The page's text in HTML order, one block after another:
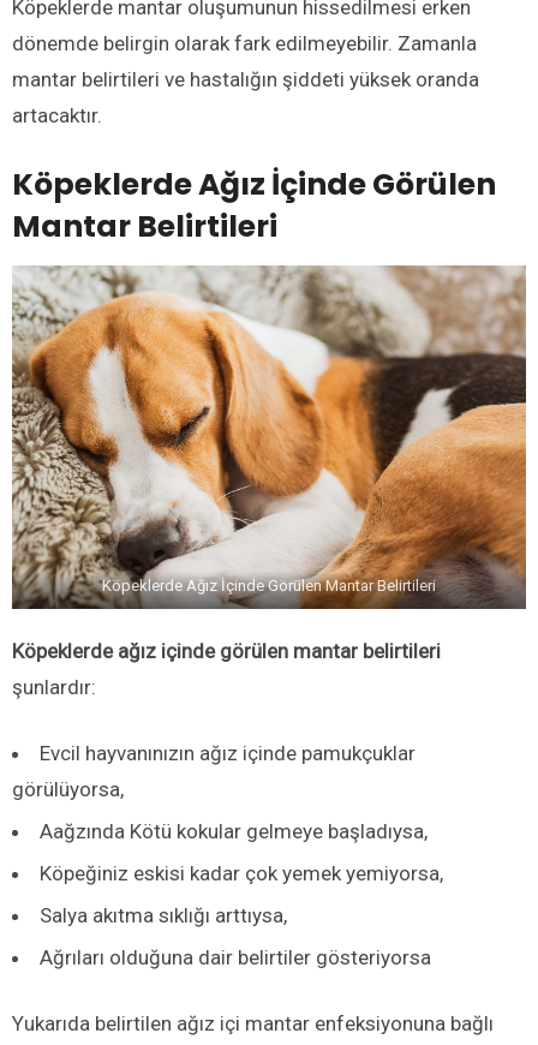
Köpeklerde mantar oluşumunun hissedilmesi erken
dönemde belirgin olarak fark edilmeyebilir. Zamanla
mantar belirtileri ve hastalığın şiddeti yüksek oranda
artacaktır.
Köpeklerde Ağız İçinde Görülen
Mantar Belirtileri
Köpeklerde Ağız İçinde Görülen Mantar Belirtileri
Köpeklerde ağız içinde görülen mantar belirtileri
şunlardır:
Evcil hayvanınızın ağız içinde pamukçuklar
görülüyorsa,
Aağzında Kötü kokular gelmeye başladıysa,
Köpeğiniz eskisi kadar çok yemek yemiyorsa,
Salya akıtma sıklığı arttıysa,
Ağrıları olduğuna dair belirtiler gösteriyorsa
Yukarıda belirtilen ağız içi mantar enfeksiyonuna bağlı